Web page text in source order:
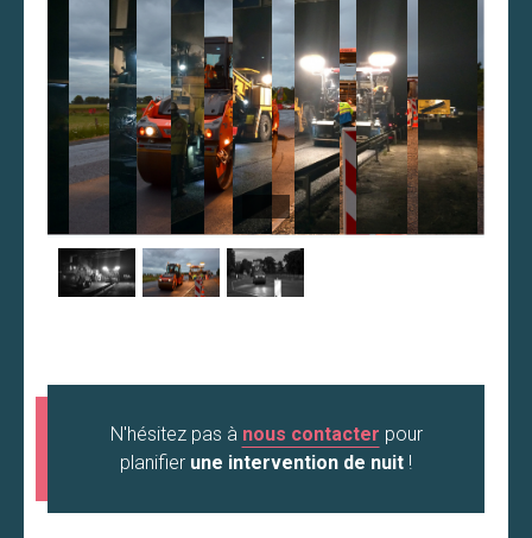
N'hésitez pas à nous contacter pour
planifier une intervention de nuit !